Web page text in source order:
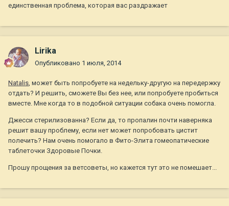
единственная проблема, которая вас раздражает
Lirika
Опубликовано 1 июля, 2014
Natalis, может быть попробуете на недельку-другую на передержку
отдать? И решить, сможете Вы без нее, или попробуете пробиться
вместе. Мне когда то в подобной ситуации собака очень помогла.
Джесси стерилизованна? Если да, то пропалин почти наверняка
решит вашу проблему, если нет может попробовать цистит
полечить? Нам очень помогало в Фито-Элита гомеопатические
таблеточки Здоровые Почки.
Прошу прощения за ветсоветы, но кажется тут это не помешает...